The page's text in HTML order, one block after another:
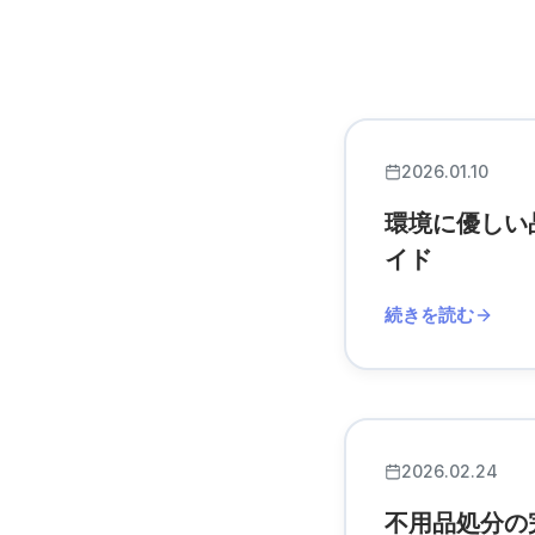
2026.01.10
環境に優し
イド
続きを読む
2026.02.24
不用品処分